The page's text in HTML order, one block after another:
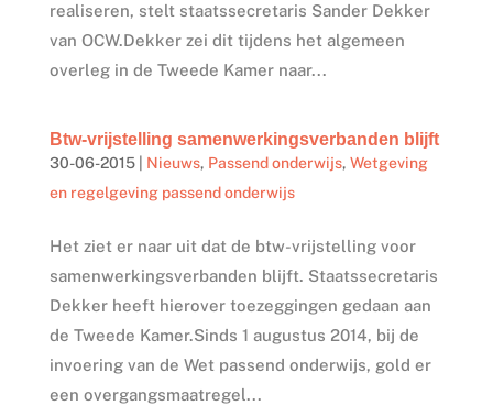
realiseren, stelt staatssecretaris Sander Dekker
van OCW.Dekker zei dit tijdens het algemeen
overleg in de Tweede Kamer naar...
Btw-vrijstelling samenwerkingsverbanden blijft
30-06-2015| Nieuws, Passend onderwijs, Wetgeving
en regelgeving passend onderwijs
Het ziet er naar uit dat de btw-vrijstelling voor
samenwerkingsverbanden blijft. Staatssecretaris
Dekker heeft hierover toezeggingen gedaan aan
de Tweede Kamer.Sinds 1 augustus 2014, bij de
invoering van de Wet passend onderwijs, gold er
een overgangsmaatregel...